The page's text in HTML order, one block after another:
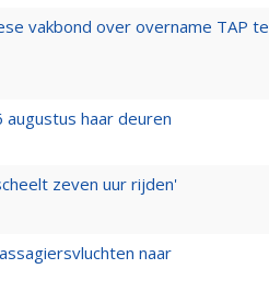
vakbond over overname TAP te
augustus haar deuren
zeven uur rijden'
naar